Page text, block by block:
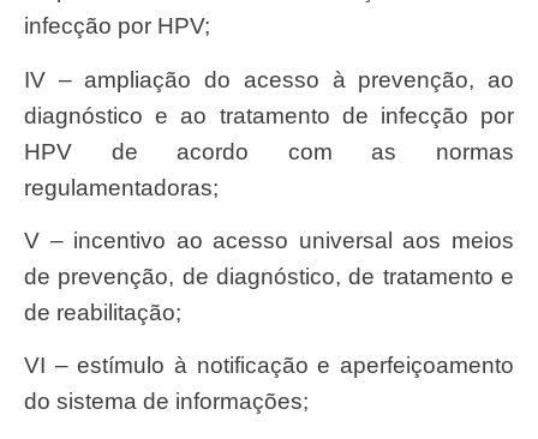
infecção por HPV;
IV – ampliação do acesso à prevenção, ao
diagnóstico e ao tratamento de infecção por
HPV de acordo com as normas
regulamentadoras;
V – incentivo ao acesso universal aos meios
de prevenção, de diagnóstico, de tratamento e
de reabilitação;
VI – estímulo à notificação e aperfeiçoamento
do sistema de informações;